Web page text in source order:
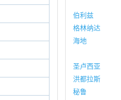
伯利兹
格林纳达
海地
圣卢西亚
洪都拉斯
秘鲁